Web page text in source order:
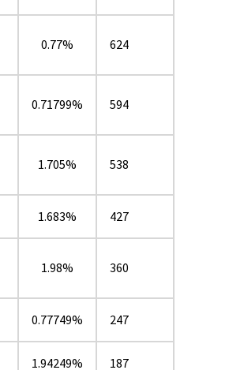
0.77% 624
0.71799% 594
1.705% 538
1.683% 427
1.98% 360
0.77749% 247
1.94249% 187